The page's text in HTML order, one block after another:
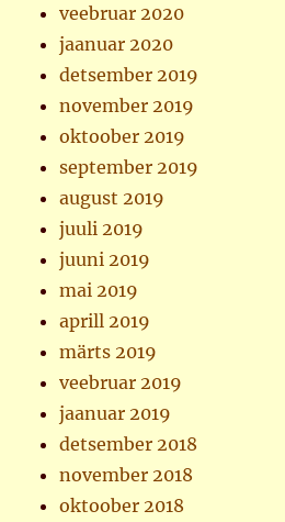
veebruar 2020
jaanuar 2020
detsember 2019
november 2019
oktoober 2019
september 2019
august 2019
juuli 2019
juuni 2019
mai 2019
aprill 2019
märts 2019
veebruar 2019
jaanuar 2019
detsember 2018
november 2018
oktoober 2018